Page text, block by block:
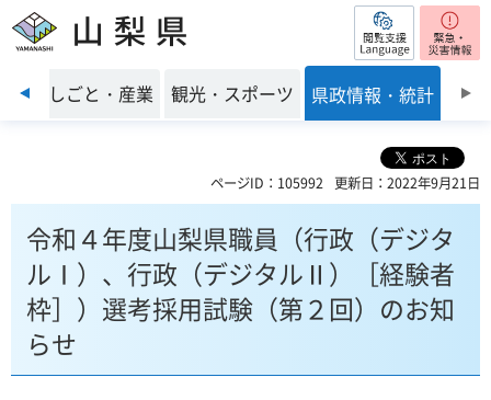
山梨県 閲覧支援
前のスライドを表示
境 しごと・産業 観光・スポーツ 県政情報・統計
ページID：105992 更新日：2022年9月21日
令和４年度山梨県職員（行政（デジタ
ルⅠ）、行政（デジタルⅡ）［経験者
枠］）選考採用試験（第２回）のお知
らせ